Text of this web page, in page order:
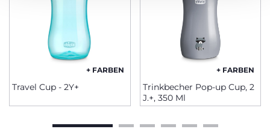
+ FARBEN
Travel Cup - 2Y+
+ FARBEN
Trinkbecher Pop-up Cup, 2
J.+, 350 Ml